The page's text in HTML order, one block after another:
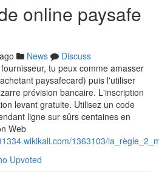
online paysafe
News
Discuss
tu peux comme amasser
paysafecard) puis l'utiliser
prévision bancaire. L'inscription
levant gratuite. Utilisez un code
ligne sur sûrs centaines en
Web
1363103/
Upvoted